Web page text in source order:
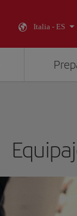
Italia - ES